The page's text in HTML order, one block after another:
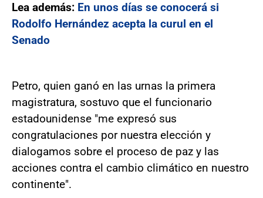
Lea además: En unos días se conocerá si
Rodolfo Hernández acepta la curul en el
Senado
Petro, quien ganó en las urnas la primera
magistratura, sostuvo que el funcionario
estadounidense "me expresó sus
congratulaciones por nuestra elección y
dialogamos sobre el proceso de paz y las
acciones contra el cambio climático en nuestro
continente".